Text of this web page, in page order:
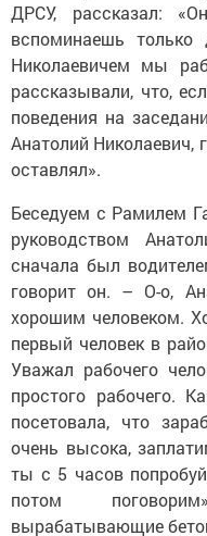
ДРСУ, рассказал:
вспоминаешь
Николаевичем мы
рассказывали, что,
поведения на
Анатолий Николаевич,
оставлял».
Беседуем с Рамилем
руководством
сначала был
говорит он. – О-о,
хорошим человеком.
первый человек в
Уважал рабочего
простого рабочего.
посетовала, что
очень высока,
ты с 5 часов
потом
вырабатывающие